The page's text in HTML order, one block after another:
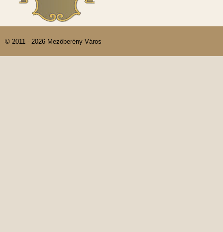
© 2011 - 2026 Mezőberény Város